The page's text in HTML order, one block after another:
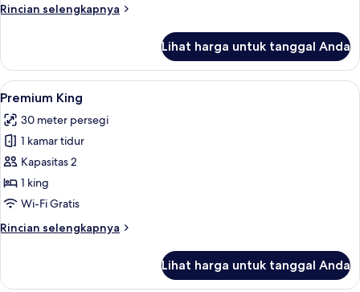
Rincian selengkapnya
Rincian
Kamar
Quadruple
Premium
Lihat harga untuk tanggal Anda
Lihat
semua
foto
untuk
Premium
King
4
Premium King
30 meter persegi
1 kamar tidur
Kapasitas 2
1 king
Wi-Fi Gratis
Rincian selengkapnya
Rincian
Premium
Lihat harga untuk tanggal Anda